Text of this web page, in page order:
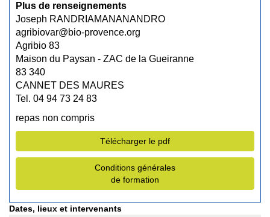
Plus de renseignements
Joseph RANDRIAMANANANDRO
agribiovar@bio-provence.org
Agribio 83
Maison du Paysan - ZAC de la Gueiranne
83 340
CANNET DES MAURES
Tel. 04 94 73 24 83
repas non compris
Télécharger le pdf
Conditions générales
de formation
Dates, lieux et intervenants